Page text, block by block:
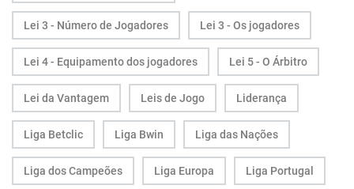
Lei 3 - Número de Jogadores Lei 3 - Os jogadores
Lei 4 - Equipamento dos jogadores Lei 5 - O Árbitro
Lei da Vantagem Leis de Jogo Liderança
Liga Betclic Liga Bwin Liga das Nações
Liga dos Campeões Liga Europa Liga Portugal